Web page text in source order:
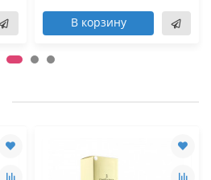
В корзину